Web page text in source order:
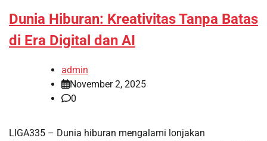
Dunia Hiburan: Kreativitas Tanpa Batas
di Era Digital dan AI
admin
November 2, 2025
0
LIGA335 – Dunia hiburan mengalami lonjakan